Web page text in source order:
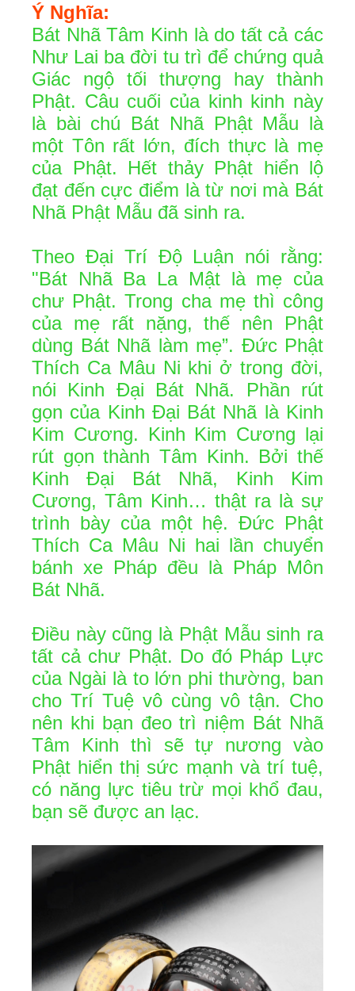
Ý Nghĩa:
Bát Nhã Tâm Kinh là do tất cả các
Như Lai ba đời tu trì để chứng quả
Giác ngộ tối thượng hay thành
Phật. Câu cuối của kinh kinh này
là bài chú Bát Nhã Phật Mẫu là
một Tôn rất lớn, đích thực là mẹ
của Phật. Hết thảy Phật hiển lộ
đạt đến cực điểm là từ nơi mà Bát
Nhã Phật Mẫu đã sinh ra.
Theo Đại Trí Độ Luận nói rằng:
"Bát Nhã Ba La Mật là mẹ của
chư Phật. Trong cha mẹ thì công
của mẹ rất nặng, thế nên Phật
dùng Bát Nhã làm mẹ”. Đức Phật
Thích Ca Mâu Ni khi ở trong đời,
nói Kinh Đại Bát Nhã. Phần rút
gọn của Kinh Đại Bát Nhã là Kinh
Kim Cương. Kinh Kim Cương lại
rút gọn thành Tâm Kinh. Bởi thế
Kinh Đại Bát Nhã, Kinh Kim
Cương, Tâm Kinh… thật ra là sự
trình bày của một hệ. Đức Phật
Thích Ca Mâu Ni hai lần chuyển
bánh xe Pháp đều là Pháp Môn
Bát Nhã.
Điều này cũng là Phật Mẫu sinh ra
tất cả chư Phật. Do đó Pháp Lực
của Ngài là to lớn phi thường, ban
cho Trí Tuệ vô cùng vô tận. Cho
nên khi bạn đeo trì niệm Bát Nhã
Tâm Kinh thì sẽ tự nương vào
Phật hiển thị sức mạnh và trí tuệ,
có năng lực tiêu trừ mọi khổ đau,
bạn sẽ được an lạc.